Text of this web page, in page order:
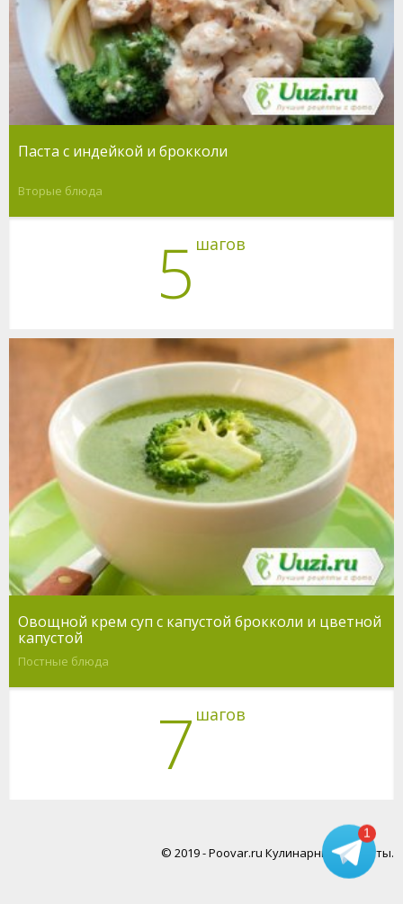
Паста с индейкой и брокколи
Вторые блюда
5 шагов
Овощной крем суп с капустой брокколи и цветной
капустой
Постные блюда
7 шагов
© 2019 - Poovar.ru Кулинарные рецепты.
1